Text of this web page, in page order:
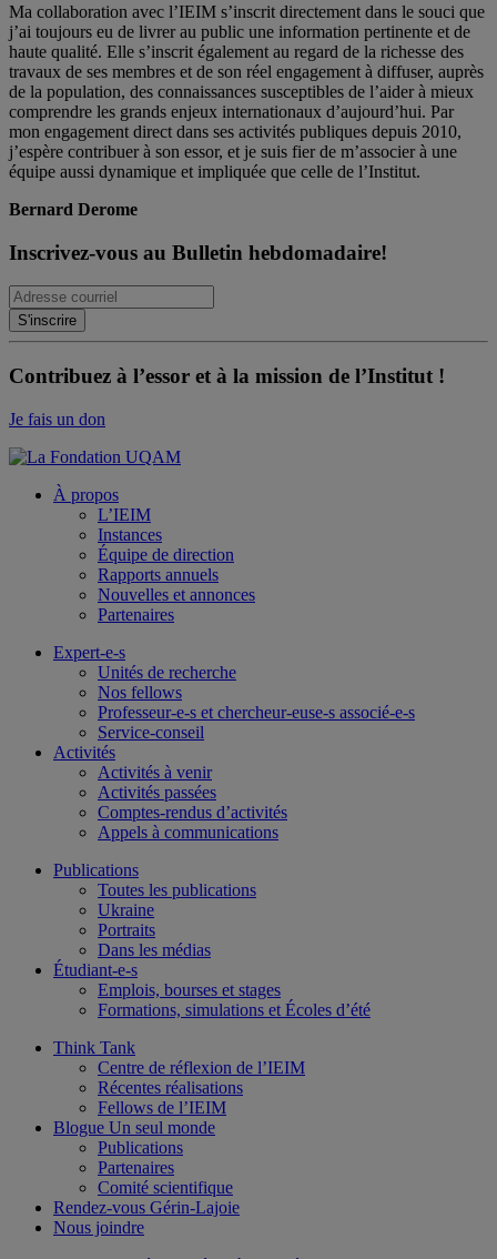
Ma collaboration avec l’IEIM s’inscrit directement dans le souci que
j’ai toujours eu de livrer au public une information pertinente et de
haute qualité. Elle s’inscrit également au regard de la richesse des
travaux de ses membres et de son réel engagement à diffuser, auprès
de la population, des connaissances susceptibles de l’aider à mieux
comprendre les grands enjeux internationaux d’aujourd’hui. Par
mon engagement direct dans ses activités publiques depuis 2010,
j’espère contribuer à son essor, et je suis fier de m’associer à une
équipe aussi dynamique et impliquée que celle de l’Institut.
Bernard Derome
Inscrivez-vous au Bulletin hebdomadaire!
Contribuez à l’essor et à la mission de l’Institut !
Je fais un don
À propos
L’IEIM
Instances
Équipe de direction
Rapports annuels
Nouvelles et annonces
Partenaires
Expert-e-s
Unités de recherche
Nos fellows
Professeur-e-s et chercheur-euse-s associé-e-s
Service-conseil
Activités
Activités à venir
Activités passées
Comptes-rendus d’activités
Appels à communications
Publications
Toutes les publications
Ukraine
Portraits
Dans les médias
Étudiant-e-s
Emplois, bourses et stages
Formations, simulations et Écoles d’été
Think Tank
Centre de réflexion de l’IEIM
Récentes réalisations
Fellows de l’IEIM
Blogue Un seul monde
Publications
Partenaires
Comité scientifique
Rendez-vous Gérin-Lajoie
Nous joindre